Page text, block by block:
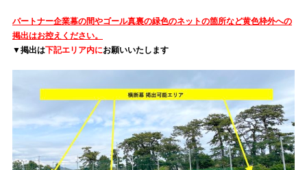
パートナー企業幕の間やゴール真裏の緑色のネットの箇所など黄色枠外への
掲出はお控えください。
▼掲出は下記エリア内にお願いいたします